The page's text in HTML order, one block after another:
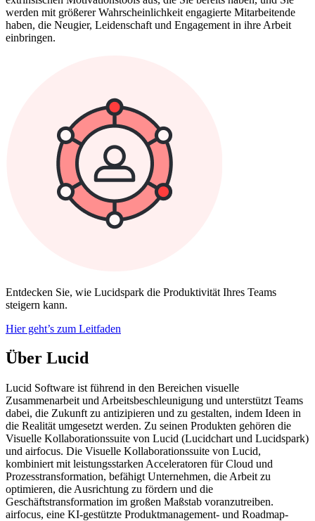
werden mit größerer Wahrscheinlichkeit engagierte Mitarbeitende
haben, die Neugier, Leidenschaft und Engagement in ihre Arbeit
einbringen.
Entdecken Sie, wie Lucidspark die Produktivität Ihres Teams
steigern kann.
Hier geht’s zum Leitfaden
Über Lucid
Lucid Software ist führend in den Bereichen visuelle
Zusammenarbeit und Arbeitsbeschleunigung und unterstützt Teams
dabei, die Zukunft zu antizipieren und zu gestalten, indem Ideen in
die Realität umgesetzt werden. Zu seinen Produkten gehören die
Visuelle Kollaborationssuite von Lucid (Lucidchart und Lucidspark)
und airfocus. Die Visuelle Kollaborationssuite von Lucid,
kombiniert mit leistungsstarken Acceleratoren für Cloud und
Prozesstransformation, befähigt Unternehmen, die Arbeit zu
optimieren, die Ausrichtung zu fördern und die
Geschäftstransformation im großen Maßstab voranzutreiben.
airfocus, eine KI-gestützte Produktmanagement- und Roadmap-